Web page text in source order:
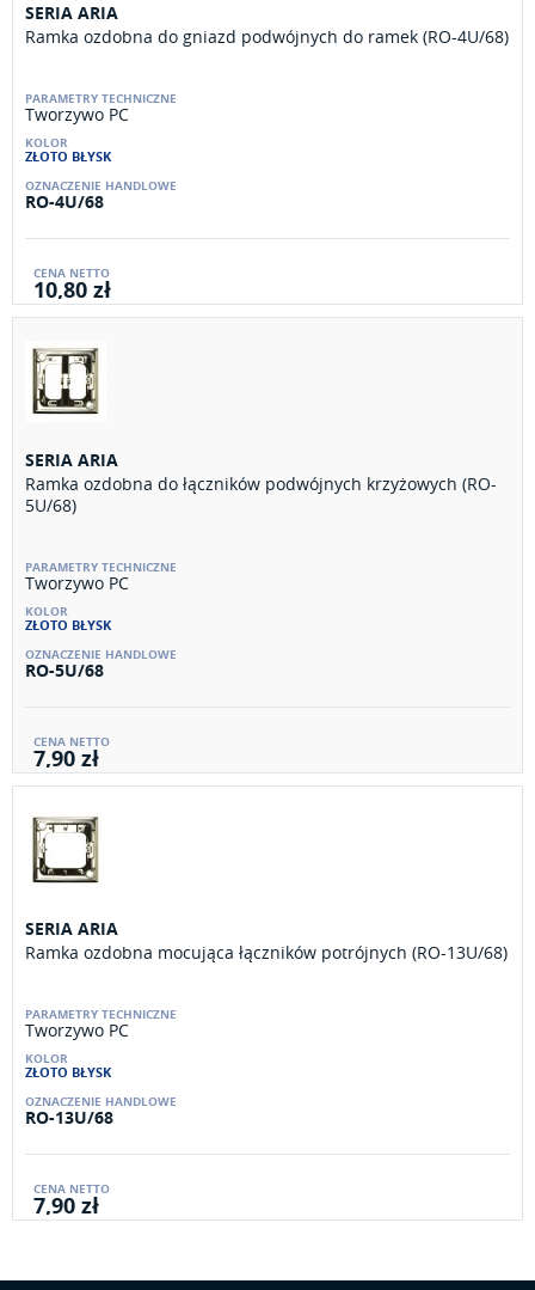
SERIA ARIA
Ramka ozdobna do gniazd podwójnych do ramek (RO-4U/68)
Tworzywo PC
ZŁOTO BŁYSK
RO-4U/68
10,80 zł
SERIA ARIA
Ramka ozdobna do łączników podwójnych krzyżowych (RO-
5U/68)
Tworzywo PC
ZŁOTO BŁYSK
RO-5U/68
7,90 zł
SERIA ARIA
Ramka ozdobna mocująca łączników potrójnych (RO-13U/68)
Tworzywo PC
ZŁOTO BŁYSK
RO-13U/68
7,90 zł